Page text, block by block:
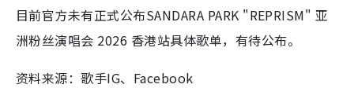
目前官方未有正式公布SANDARA PARK "REPRISM" 亚
洲粉丝演唱会 2026 香港站具体歌单，有待公布。
资料来源：歌手IG、Facebook